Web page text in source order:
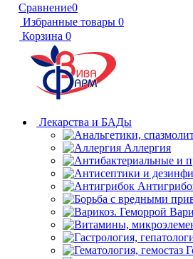
Сравнение0
Избранные товары 0
Корзина 0
Лекарства и БАДы
Аллергия